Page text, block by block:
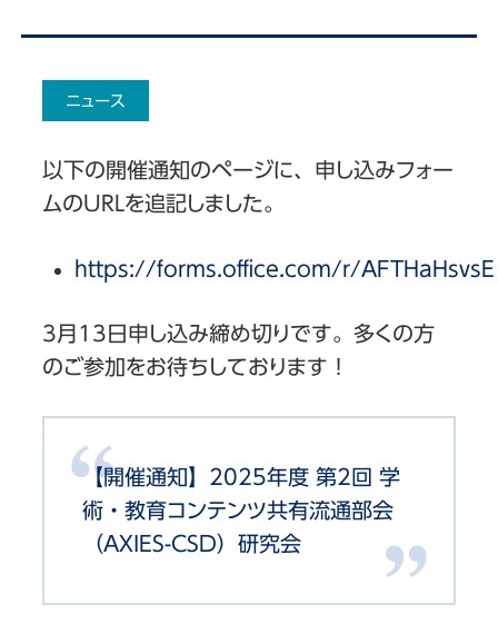
ニュース
以下の開催通知のページに、申し込みフォー
ムのURLを追記しました。
https://forms.office.com/r/AFTHaHsvsE
3月13日申し込み締め切りです。多くの方
のご参加をお待ちしております！
【開催通知】2025年度 第2回 学
術・教育コンテンツ共有流通部会
（AXIES-CSD）研究会